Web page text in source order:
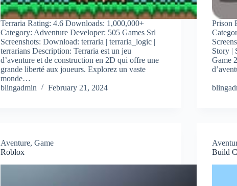
Terraria Rating: 4.6 Downloads: 1,000,000+
Category: Adventure Developer: 505 Games Srl
Screenshots: Download: terraria | terraria_logic |
terrarians Description: Terraria est un jeu
d’aventure et de construction en 2D qui offre une
grande liberté aux joueurs. Explorez un vaste
monde…
blingadmin
February 21, 2024
Prison
Story |
Game
Aventure,Game
Roblox
Build